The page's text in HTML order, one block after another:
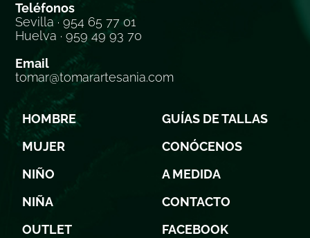
Teléfonos
Sevilla · 954 65 77 01
Huelva · 959 49 93 70
Email
tomar@tomarartesania.com
HOMBRE
MUJER
NIÑO
NIÑA
OUTLET
GUÍAS DE TALLAS
CONÓCENOS
A MEDIDA
CONTACTO
FACEBOOK